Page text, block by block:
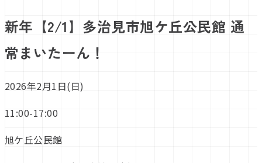
新年【2/1】多治見市旭ケ丘公民館 通
常まいたーん！
2026年2月1日(日)
11:00-17:00
旭ケ丘公民館